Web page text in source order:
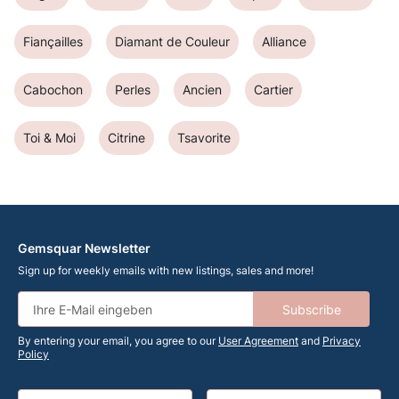
Fiançailles Diamant de Couleur Alliance
Cabochon Perles Ancien Cartier
Toi & Moi Citrine Tsavorite
Gemsquar Newsletter
Sign up for weekly emails with new listings, sales and more!
Subscribe
By entering your email, you agree to our User Agreement and Privacy
Policy